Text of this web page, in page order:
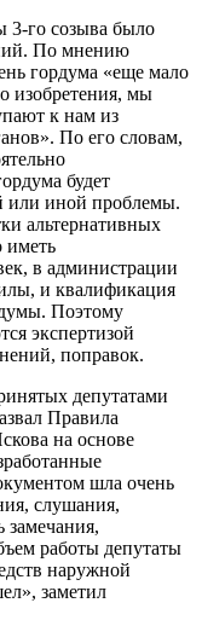
3-го созыва было
По мнению
гордума «еще мало
изобретения, мы
к нам из
По его словам,
будет
или иной проблемы.
альтернативных
иметь
в администрации
и квалификация
Поэтому
экспертизой
поправок.
депутатами
Правила
на основе
шла очень
слушания,
замечания,
работы депутаты
наружной
заметил